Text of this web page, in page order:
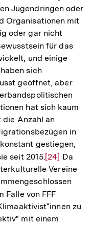
Jugendringen oder
Organisationen mit
oder gar nicht
für das
und einige
sich
geöffnet, aber
hat sich kaum
Anzahl an
in
gestiegen,
seit 2015.Zur
Auflösung
der
Fußnote
[24] Da
Vereine
Falle von FFF
zu
mit einem